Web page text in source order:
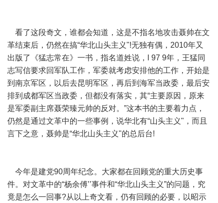
看了这段奇文，谁都会知道，这是不指名地攻击聂帅在文
革结束后，仍然在搞“华北山头主义"!无独有偶，2010年又
出版了《猛志常在》一书，指名道姓说，l 97 9年，王猛同
志写信要求回军队工作，军委就考虑安排他的工作，开始是
到南京军区，以后去昆明军区，再后到海军当政委，最后安
排到成都军区当政委，但都没有落实，其“主要原因，原来
是军委副主席聂荣臻元帅的反对。”这本书的主要着力点，
仍然是通过文革中的一些事例，说华北有“山头主义"，而且
言下之意，聂帅是“华北山头主义"的总后台!
今年是建党90周年纪念。大家都在回顾党的重大历史事
件。对文革中的“杨余傅’’事件和“华北山头主义”的问题，究
竟是怎么一回事?从以上奇文看，仍有回顾的必要，以昭示